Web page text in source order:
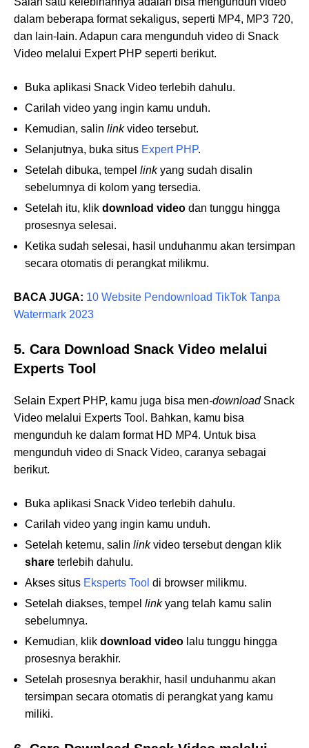
dalam beberapa format sekaligus, seperti MP4, MP3 720,
dan lain-lain. Adapun cara mengunduh video di Snack
Video melalui Expert PHP seperti berikut.
Buka aplikasi Snack Video terlebih dahulu.
Carilah video yang ingin kamu unduh.
Kemudian, salin linkvideo tersebut.
Selanjutnya, buka situs Expert PHP.
Setelah dibuka, tempel linkyang sudah disalin
sebelumnya di kolom yang tersedia.
Setelah itu, klik download video dan tunggu hingga
prosesnya selesai.
Ketika sudah selesai, hasil unduhanmu akan tersimpan
secara otomatis di perangkat milikmu.
BACA JUGA: 10 Website Pendownload TikTok Tanpa
Watermark 2023
5. Cara Download Snack Video melalui
Experts Tool
Selain Expert PHP, kamu juga bisa men-downloadSnack
Video melalui Experts Tool. Bahkan, kamu bisa
mengunduh ke dalam format HD MP4. Untuk bisa
mengunduh video di Snack Video, caranya sebagai
berikut.
Buka aplikasi Snack Video terlebih dahulu.
Carilah video yang ingin kamu unduh.
Setelah ketemu, salin linkvideo tersebut dengan klik
share terlebih dahulu.
Akses situs Eksperts Tool di browser milikmu.
Setelah diakses, tempel linkyang telah kamu salin
sebelumnya.
Kemudian, klik download video lalu tunggu hingga
prosesnya berakhir.
Setelah prosesnya berakhir, hasil unduhanmu akan
tersimpan secara otomatis di perangkat yang kamu
miliki.